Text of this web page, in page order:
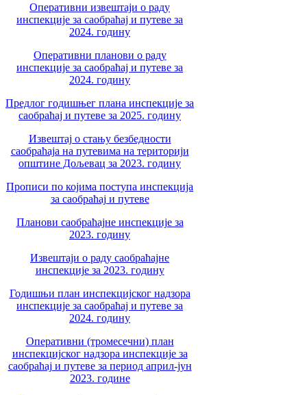
Оперативни извештаји о раду
инспекције за саобраћај и путеве за
2024. годину
Оперативни планови о раду
инспекције за саобраћај и путеве за
2024. годину
Предлог годишњег плана инспекције за
саобраћај и путеве за 2025. годину
Извештај о стању безбедности
саобраћаја на путевима на територији
општине Дољевац за 2023. годину
Прописи по којима поступа инспекција
за саобраћај и путеве
Планови саобраћајне инспекције за
2023. годину
Извештаји о раду саобраћајне
инспекције за 2023. годину
Годишњи план инспекцијског надзора
инспекције за саобраћај и путеве за
2024. годину
Оперативни (тромесечни) план
инспекцијског надзора инспекције за
саобраћај и путеве за период април-јун
2023. године